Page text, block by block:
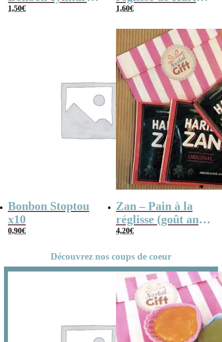
fourré au réglisse
1,50€
(100g)
1,60€
Bonbon Stoptou
x10
0,90€
Zan – Pain à la
réglisse (goût anis)
– bonbon Haribo
4,20€
Découvrez nos coups de coeur